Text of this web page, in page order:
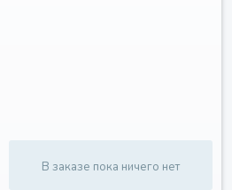
В заказе пока ничего нет